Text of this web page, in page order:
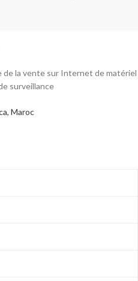
de la vente sur Internet de matériel
surveillance
Maroc